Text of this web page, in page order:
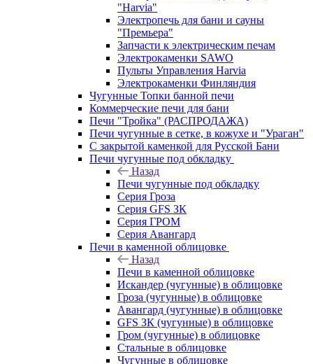
"Harvia"
Электропечь для бани и сауны
"Премьера"
Запчасти к электрическим печам
Электрокаменки SAWO
Пульты Управления Harvia
Электрокаменки Финляндия
Чугунные Топки банной печи
Коммерческие печи для бани
Печи "Тройка" (РАСПРОДАЖА)
Печи чугунные в сетке, в кожухе и "Ураган"
С закрытой каменкой для Русской Бани
Печи чугунные под обкладку
Назад
Печи чугунные под обкладку
Серия Гроза
Серия GFS ЗК
Серия ГРОМ
Серия Авангард
Печи в каменной облицовке
Назад
Печи в каменной облицовке
Искандер (чугунные) в облицовке
Гроза (чугунные) в облицовке
Авангард (чугунные) в облицовке
GFS ЗК (чугунные) в облицовке
Гром (чугунные) в облицовке
Стальные в облицовке
Чугунные в облицовке